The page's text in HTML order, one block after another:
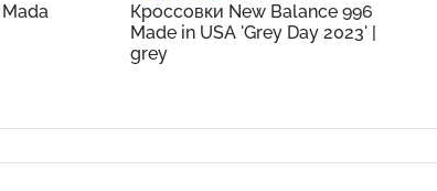
Кроссовки New Balance 996
Made in USA 'Grey Day 2023' |
grey